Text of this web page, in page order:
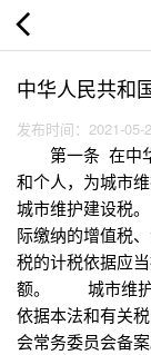
中华人民共和
发布时间：2021-05-
第一条 在中华
和个人，为城市
城市维护建设税
际缴纳的增值税
税的计税依据应
额。 城市维护
依据本法和有关
会常务委员会备